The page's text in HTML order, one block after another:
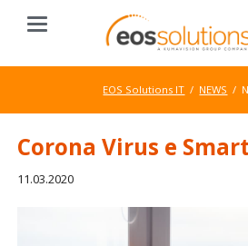
EOS Solutions IT NEWS
Corona Virus e
11.03.2020